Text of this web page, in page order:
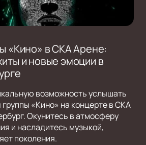
«Кино» в СКА Арене:
и новые эмоции в
возможность услышать
«Кино» на концерте в СКА
Окунитесь в атмосферу
и насладитесь музыкой,
поколения.